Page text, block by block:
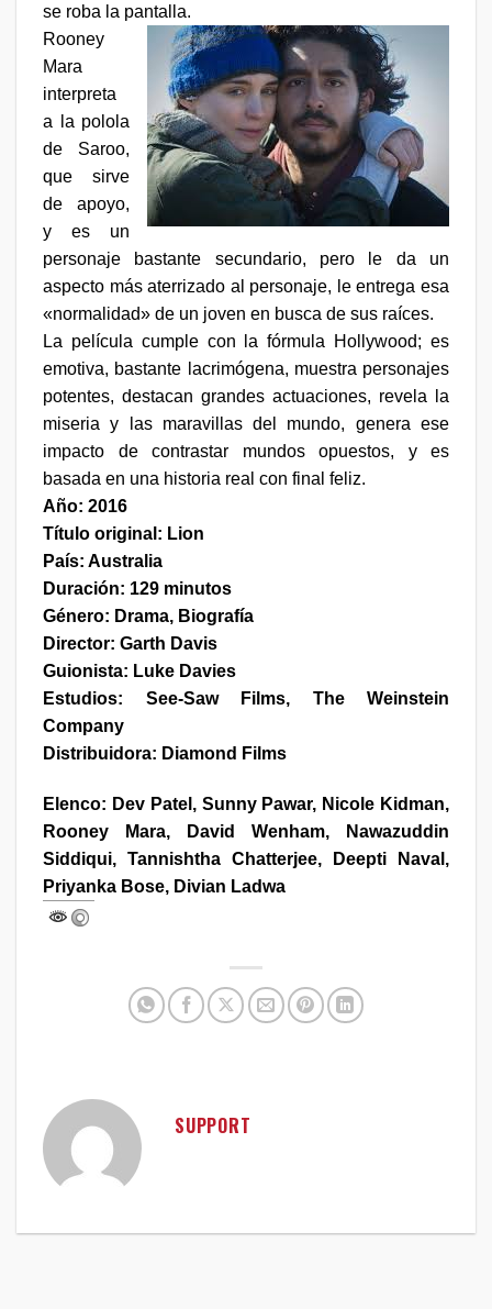
se roba la pantalla.
Rooney
Mara
interpreta
a la polola
de Saroo,
que sirve
de apoyo,
y es un
personaje bastante secundario, pero le da un
aspecto más aterrizado al personaje, le entrega esa
«normalidad» de un joven en busca de sus raíces.
La película cumple con la fórmula Hollywood; es
emotiva, bastante lacrimógena, muestra personajes
potentes, destacan grandes actuaciones, revela la
miseria y las maravillas del mundo, genera ese
impacto de contrastar mundos opuestos, y es
basada en una historia real con final feliz.
Año: 2016
Título original: Lion
País: Australia
Duración: 129 minutos
Género: Drama, Biografía
Director: Garth Davis
Guionista: Luke Davies
Estudios: See-Saw Films, The Weinstein
Company
Distribuidora: Diamond Films
Elenco: Dev Patel, Sunny Pawar, Nicole Kidman,
Rooney Mara, David Wenham, Nawazuddin
Siddiqui, Tannishtha Chatterjee, Deepti Naval,
Priyanka Bose, Divian Ladwa
SUPPORT